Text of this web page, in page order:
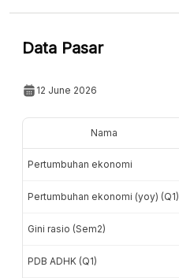
Data Pasar
12 June 2026
Nama
Pertumbuhan ekonomi
Pertumbuhan ekonomi (yoy) (Q1)
Gini rasio (Sem2)
PDB ADHK (Q1)